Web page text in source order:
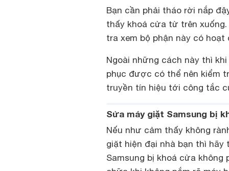
Bạn cần phải tháo rời nắp
thấy khoá cửa từ trên
tra xem bộ phận này có hoạt
Ngoài những cách này thì
phục được có thể nên kiểm
truyền tín hiệu tới công tắc
Sửa máy giặt Samsung bị
Nếu như cảm thấy không
giặt hiện đại nhà bạn thì
Samsung bị khoá cửa